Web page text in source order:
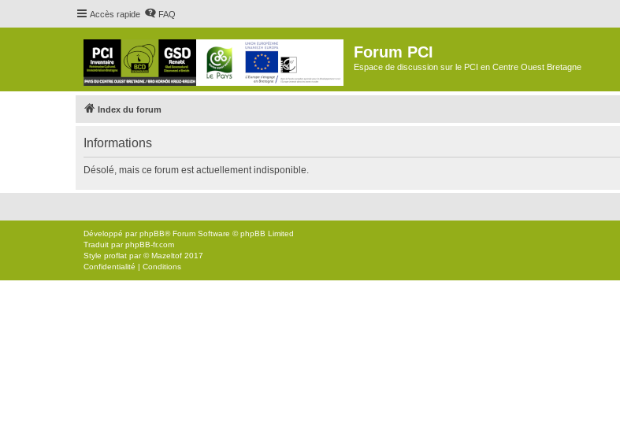
Accès rapide FAQ
Forum PCI
Espace de discussion sur le PCI en Centre Ouest Bretagne
Index du forum
Informations
Désolé, mais ce forum est actuellement indisponible.
Développé parphpBB® Forum Software © phpBB Limited
Traduit parphpBB-fr.com
Style proflat par ©Mazeltof 2017
Confidentialité | Conditions